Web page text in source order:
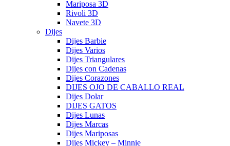
Mariposa 3D
Rivoli 3D
Navete 3D
Dijes
Dijes Barbie
Dijes Varios
Dijes Triangulares
Dijes con Cadenas
Dijes Corazones
DIJES OJO DE CABALLO REAL
Dijes Dolar
DIJES GATOS
Dijes Lunas
Dijes Marcas
Dijes Mariposas
Dijes Mickey – Minnie